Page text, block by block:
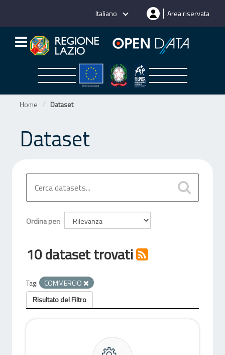
Italiano Area riservata
Home Dataset
Dataset
Ordina per
10 dataset trovati
Tag:
COMMERCIO
Risultato del Filtro